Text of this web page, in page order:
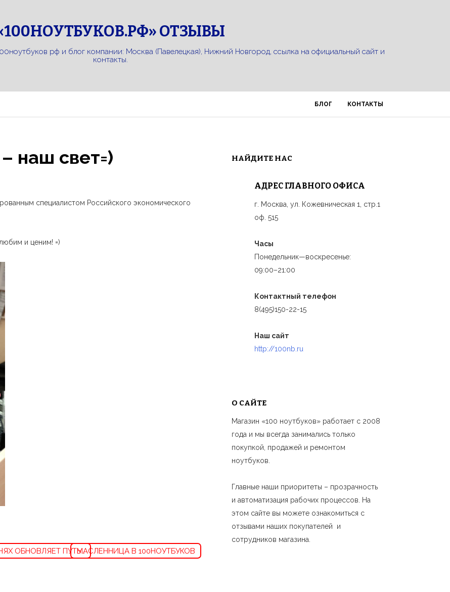
ОТЗЫВЫ
рф и блог компании: Москва (Павелецкая), Нижний Новгород, ссылка на официальный сайт и
контакты.
БЛОГ КОНТАКТЫ
наш свет=)
специалистом Российского экономического
и ценим! =)
ОБНОВЛЯЕТ ПУТЬ…МАСЛЕННИЦА В 100НОУТБУКОВ
НАЙДИТЕ НАС
АДРЕС ГЛАВНОГО ОФИСА
г. Москва, ул. Кожевническая 1, стр.1
оф. 515
Часы
Понедельник—воскресенье:
09:00–21:00
Контактный телефон
8(495)150-22-15
Наш сайт
http://100nb.ru
О САЙТЕ
Магазин «100 ноутбуков» работает с 2008
года и мы всегда занимались только
покупкой, продажей и ремонтом
ноутбуков.
Главные наши приоритеты – прозрачность
и автоматизация рабочих процессов. На
этом сайте вы можете ознакомиться с
отзывами наших покупателей и
сотрудников магазина.